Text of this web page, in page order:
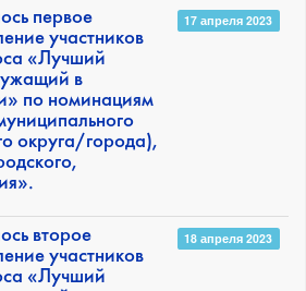
первое
участников
«Лучший
в
по номинациям
округа/города),
17 апреля 2023
второе
участников
«Лучший
18 апреля 2023